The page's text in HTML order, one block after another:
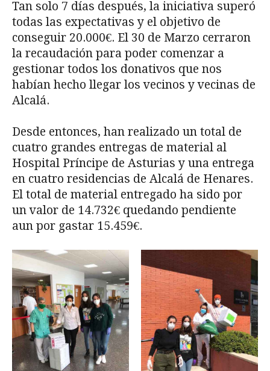
Tan solo 7 días después, la iniciativa superó
todas las expectativas y el objetivo de
conseguir 20.000€. El 30 de Marzo cerraron
la recaudación para poder comenzar a
gestionar todos los donativos que nos
habían hecho llegar los vecinos y vecinas de
Alcalá.
Desde entonces, han realizado un total de
cuatro grandes entregas de material al
Hospital Príncipe de Asturias y una entrega
en cuatro residencias de Alcalá de Henares.
El total de material entregado ha sido por
un valor de 14.732€ quedando pendiente
aun por gastar 15.459€.